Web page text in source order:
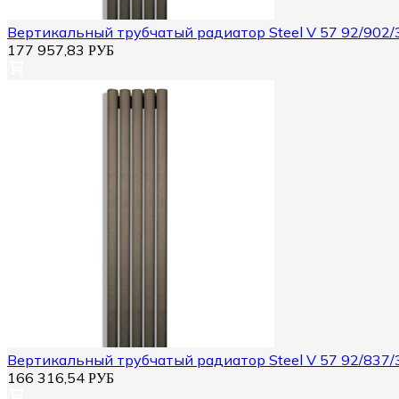
Вертикальный трубчатый радиатор Steel V 57 92/902/
177 957,83 РУБ
Вертикальный трубчатый радиатор Steel V 57 92/837/
166 316,54 РУБ